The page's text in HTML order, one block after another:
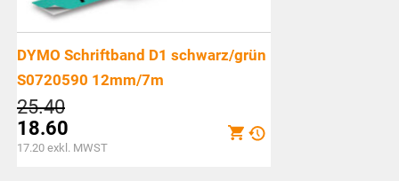
DYMO Schriftband D1 schwarz/grün
S0720590 12mm/7m
25.40Ursprünglicher
Preis
war:
18.60
Aktueller
17.20 exkl. MWST